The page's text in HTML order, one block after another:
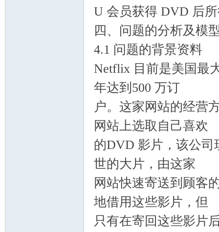
U 会员获得 DVD 后
四、问题的分析及模
4.1 问题的背景资料
Netflix 目前是美国最
年达到500 万订
户。这家网站的经营
网站上选取自己喜欢
的DVD 影片，该公
世的大片，由这家
网站快速寄送到顾客
地借用这些影片，但
只有在寄回这些影片